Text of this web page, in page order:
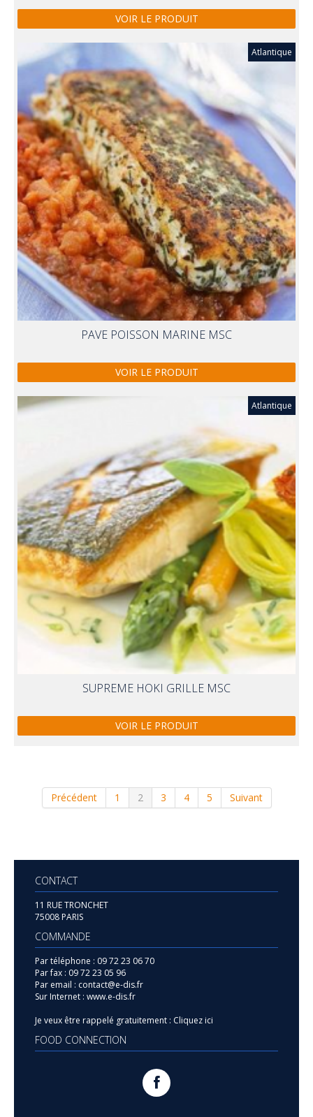
VOIR LE PRODUIT
Atlantique
PAVE POISSON MARINE MSC
VOIR LE PRODUIT
Atlantique
SUPREME HOKI GRILLE MSC
VOIR LE PRODUIT
Précédent 1 2 3 4 5 Suivant
CONTACT
11 RUE TRONCHET
75008 PARIS
COMMANDE
Par téléphone : 09 72 23 06 70
Par fax : 09 72 23 05 96
Par email : contact@e-dis.fr
Sur Internet : www.e-dis.fr
Je veux être rappelé gratuitement : Cliquez ici
FOOD CONNECTION